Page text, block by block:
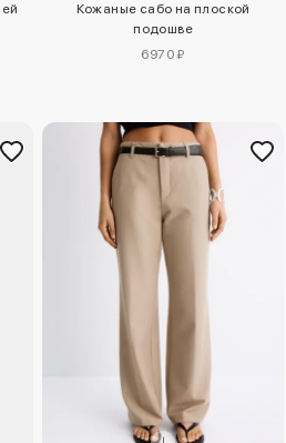
Кожаные сабо на плоской
подошве
6970 ₽